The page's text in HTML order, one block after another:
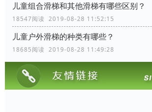
儿童组合滑梯和其他滑梯有哪些区别？
18547阅读 2019-08-28 11:52:15
儿童户外滑梯的种类有哪些？
18685阅读 2019-08-28 11:49:28